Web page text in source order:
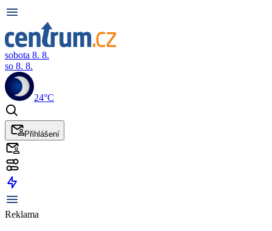
sobota 8. 8.
so 8. 8.
24°C
Přihlášení
Reklama